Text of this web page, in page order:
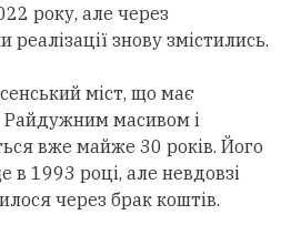
року, але через
знову змістились.
міст, що має
Райдужним масивом і
вже майже 30 років. Його
в 1993 році, але невдовзі
через брак коштів.